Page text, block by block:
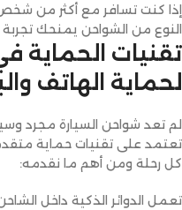
إذا كنت تسافر مع أكثر من
النوع من الشواحن يمنحك
تقنيات الحماية
لحماية الهاتف
لم تعد شواحن السيارة مجرد
تعتمد على تقنيات حماية
كل رحلة ومن أهم ما نقدمه:
تعمل الدوائر الذكية داخل